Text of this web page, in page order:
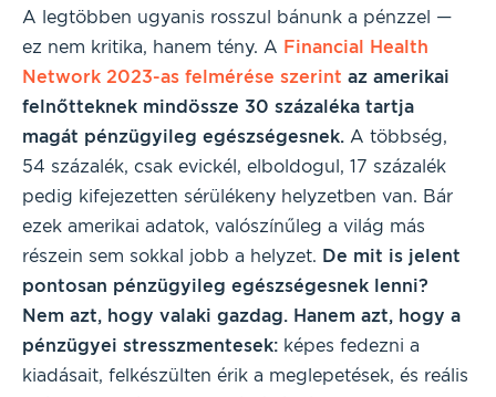
A legtöbben ugyanis rosszul bánunk a pénzzel —
ez nem kritika, hanem tény. A Financial Health
Network 2023-as felmérése szerint az amerikai
felnőtteknek mindössze 30 százaléka tartja
magát pénzügyileg egészségesnek. A többség,
54 százalék, csak evickél, elboldogul, 17 százalék
pedig kifejezetten sérülékeny helyzetben van. Bár
ezek amerikai adatok, valószínűleg a világ más
részein sem sokkal jobb a helyzet. De mit is jelent
pontosan pénzügyileg egészségesnek lenni?
Nem azt, hogy valaki gazdag. Hanem azt, hogy a
pénzügyei stresszmentesek: képes fedezni a
kiadásait, felkészülten érik a meglepetések, és reális